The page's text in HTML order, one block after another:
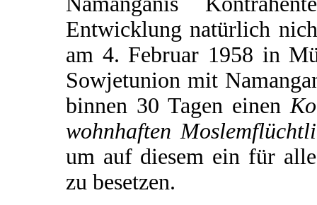
Entwicklung natürlich
am 4. Februar 1958 in
Sowjetunion mit
binnen 30 Tagen einen
wohnhaften
um auf diesem ein für
zu besetzen.